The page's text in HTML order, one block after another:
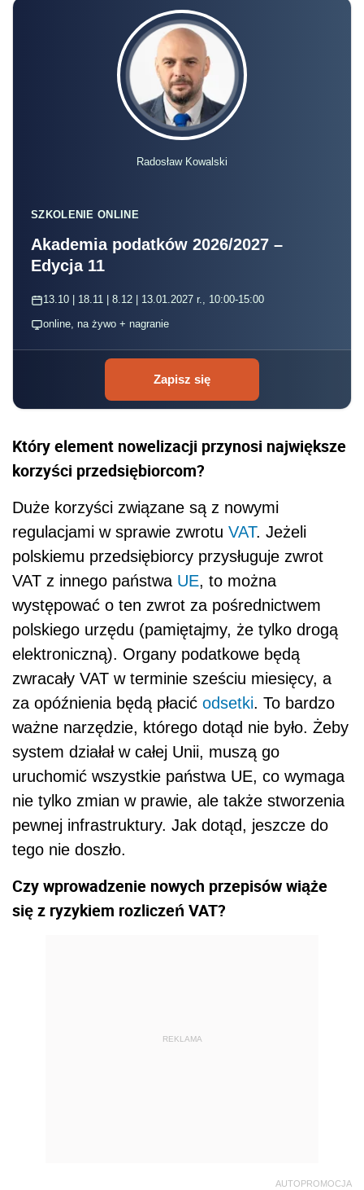
Radosław Kowalski
SZKOLENIE ONLINE
Akademia podatków 2026/2027 –
Edycja 11
13.10 | 18.11 | 8.12 | 13.01.2027 r., 10:00-15:00
online, na żywo + nagranie
Zapisz się
Który element nowelizacji przynosi największe
korzyści przedsiębiorcom?
Duże korzyści związane są z nowymi
regulacjami w sprawie zwrotu VAT. Jeżeli
polskiemu przedsiębiorcy przysługuje zwrot
VAT z innego państwa UE, to można
występować o ten zwrot za pośrednictwem
polskiego urzędu (pamiętajmy, że tylko drogą
elektroniczną). Organy podatkowe będą
zwracały VAT w terminie sześciu miesięcy, a
za opóźnienia będą płacić odsetki. To bardzo
ważne narzędzie, którego dotąd nie było. Żeby
system działał w całej Unii, muszą go
uruchomić wszystkie państwa UE, co wymaga
nie tylko zmian w prawie, ale także stworzenia
pewnej infrastruktury. Jak dotąd, jeszcze do
tego nie doszło.
Czy wprowadzenie nowych przepisów wiąże
się z ryzykiem rozliczeń VAT?
REKLAMA
AUTOPROMOCJA